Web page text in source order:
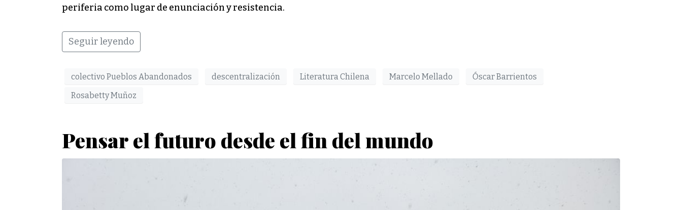
periferia como lugar de enunciación y resistencia.
Seguir leyendo
colectivo Pueblos Abandonados descentralización Literatura Chilena Marcelo Mellado
Óscar Barrientos
Rosabetty Muñoz
Pensar el futuro desde el fin del mundo